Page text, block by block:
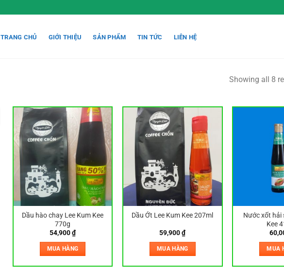
TRANG CHỦ GIỚI THIỆU SẢN PHẨM TIN TỨC LIÊN HỆ
Showing all 8
Dầu hào chay Lee Kum Kee
770g
54,900₫
MUA HÀNG
Dầu Ớt Lee Kum Kee 207ml
59,900₫
MUA HÀNG
Nước xốt hải
Kee
MUA